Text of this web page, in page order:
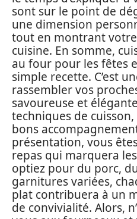
sont sur le point de
une dimension
tout en montrant
cuisine. En somme,
au four pour les fêtes
simple recette. C’est
rassembler vos
savoureuse et
techniques de
bons
présentation, vous
repas qui marquera
optiez pour du porc,
garnitures variées,
plat contribuera à un
de convivialité. Alors,